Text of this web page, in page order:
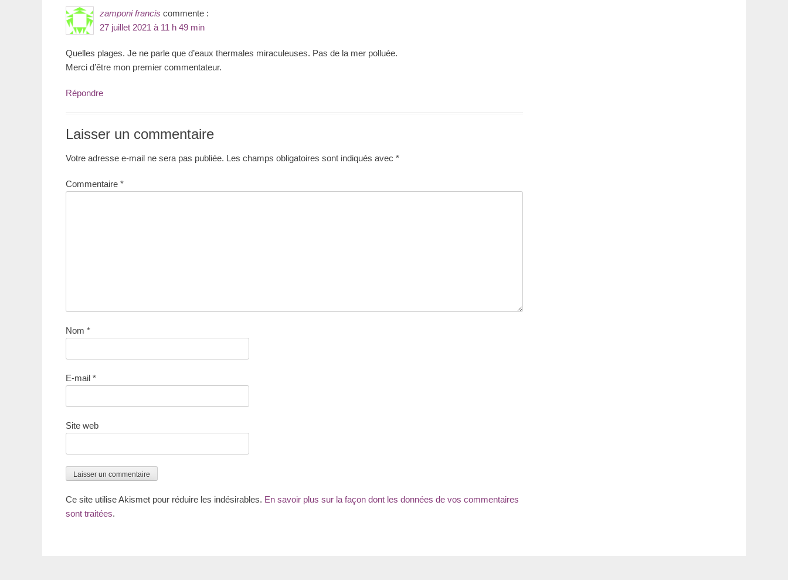
zamponi francis commente :
27 juillet 2021 à 11 h 49 min
Quelles plages. Je ne parle que d’eaux thermales miraculeuses. Pas de la mer polluée.
Merci d’être mon premier commentateur.
Répondre
Laisser un commentaire
Votre adresse e-mail ne sera pas publiée. Les champs obligatoires sont indiqués avec *
Commentaire *
Nom *
E-mail *
Site web
Ce site utilise Akismet pour réduire les indésirables. En savoir plus sur la façon dont les données de vos commentaires
sont traitées.